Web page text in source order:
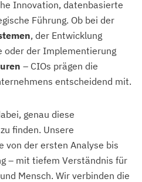
Innovation, datenbasierte
Führung. Ob bei der
, der Entwicklung
oder der Implementierung
– CIOs prägen die
entscheidend mit.
genau diese
finden. Unsere
von der ersten Analyse bis
– mit tiefem Verständnis für
Mensch. Wir verbinden die